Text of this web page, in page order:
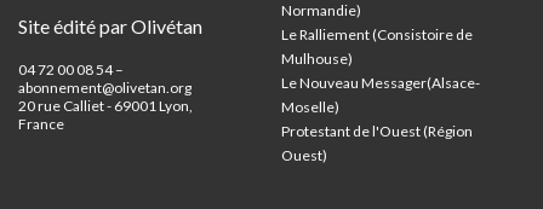
Site édité par Olivétan
04 72 00 08 54 –
abonnement@olivetan.org
20 rue Calliet - 69001 Lyon,
France
Normandie)
Le Ralliement (Consistoire de
Mulhouse)
Le Nouveau Messager(Alsace-
Moselle)
Protestant de l'Ouest (Région
Ouest)